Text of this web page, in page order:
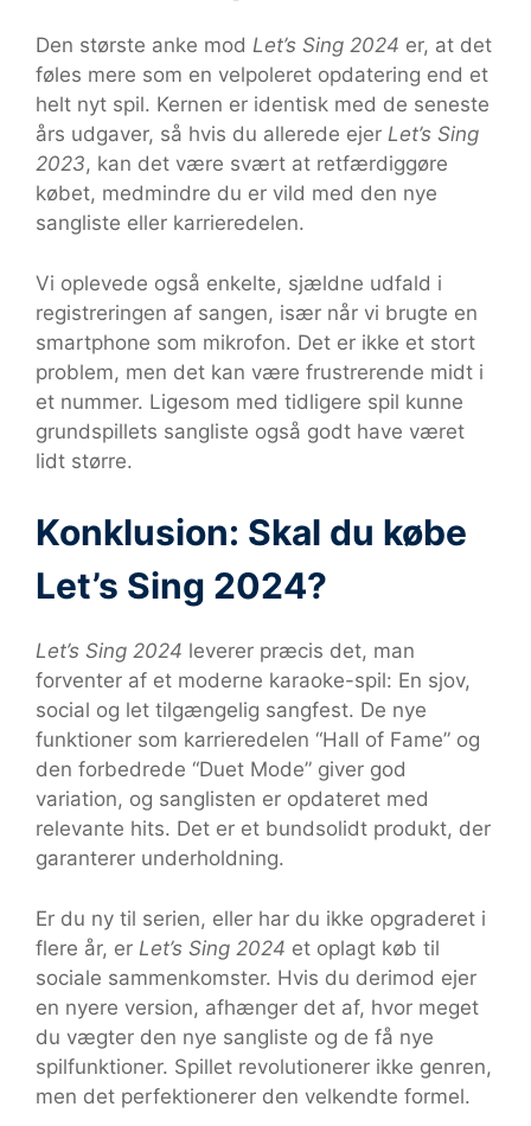
Den største anke mod Let’s Sing 2024 er, at det
føles mere som en velpoleret opdatering end et
helt nyt spil. Kernen er identisk med de seneste
års udgaver, så hvis du allerede ejer Let’s Sing
2023, kan det være svært at retfærdiggøre
købet, medmindre du er vild med den nye
sangliste eller karrieredelen.
Vi oplevede også enkelte, sjældne udfald i
registreringen af sangen, især når vi brugte en
smartphone som mikrofon. Det er ikke et stort
problem, men det kan være frustrerende midt i
et nummer. Ligesom med tidligere spil kunne
grundspillets sangliste også godt have været
lidt større.
Konklusion: Skal du købe
Let’s Sing 2024?
Let’s Sing 2024 leverer præcis det, man
forventer af et moderne karaoke-spil: En sjov,
social og let tilgængelig sangfest. De nye
funktioner som karrieredelen “Hall of Fame” og
den forbedrede “Duet Mode” giver god
variation, og sanglisten er opdateret med
relevante hits. Det er et bundsolidt produkt, der
garanterer underholdning.
Er du ny til serien, eller har du ikke opgraderet i
flere år, er Let’s Sing 2024 et oplagt køb til
sociale sammenkomster. Hvis du derimod ejer
en nyere version, afhænger det af, hvor meget
du vægter den nye sangliste og de få nye
spilfunktioner. Spillet revolutionerer ikke genren,
men det perfektionerer den velkendte formel.